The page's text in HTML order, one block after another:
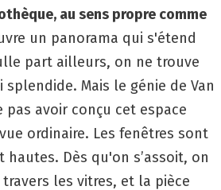
au sens propre comme
un panorama qui s'étend
part ailleurs, on ne trouve
splendide. Mais le génie de Van
pas avoir conçu cet espace
ordinaire. Les fenêtres sont
Dès qu'on s’assoit, on
les vitres, et la pièce